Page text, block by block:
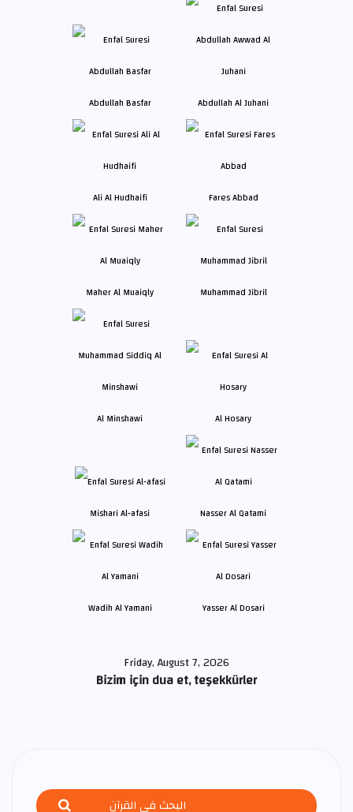
Abdullah Basfar Abdullah Al Juhani
Ali Al Hudhaifi Fares Abbad
Maher Al Muaiqly Muhammad Jibril
Al Minshawi Al Hosary
Mishari Al-afasi Nasser Al Qatami
Wadih Al Yamani Yasser Al Dosari
Friday, August 7, 2026
Bizim için dua et, teşekkürler